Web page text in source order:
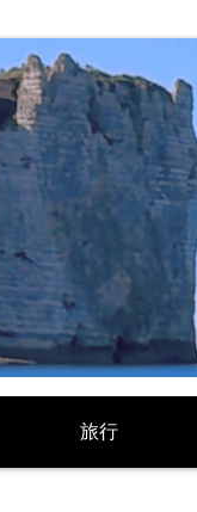
旅行